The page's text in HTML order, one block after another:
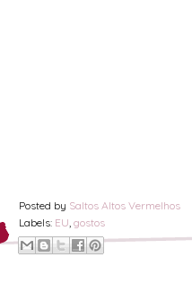
Posted by Saltos Altos Vermelhos
Labels: EU gostos